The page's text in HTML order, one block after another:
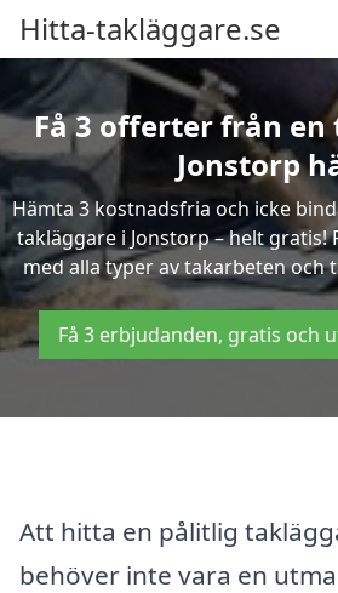
Hitta-takläggare.se
Få 3 offerter från
Jonstorp
Hämta 3 kostnadsfria och icke
takläggare i Jonstorp – helt gratis!
med alla typer av takarbeten och
Få 3 erbjudanden, gratis och
Att hitta en pålitlig
behöver inte vara en